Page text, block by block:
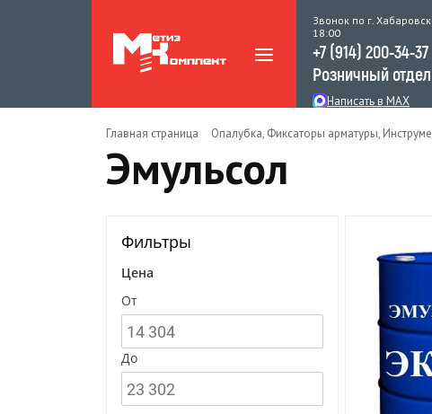
Звонок по г.
18:00
+7 (914) 200-34-37
Розничный отдел
Написать в MAX
Главная страница Опалубка, Фиксаторы арматуры,
Эмульсол
Фильтры
Цена
От
До